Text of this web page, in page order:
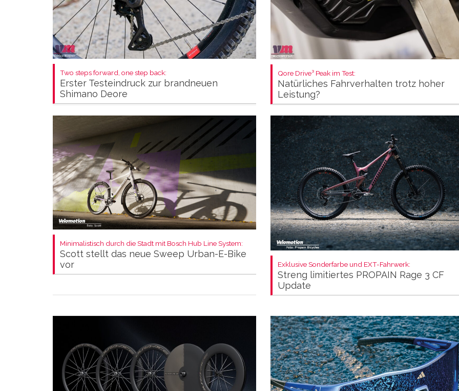
Two steps forward, one step back:
Erster Testeindruck zur brandneuen
Shimano Deore
Qore Drive³ Peak im Test:
Natürliches Fahrverhalten trotz hoher
Leistung?
Minimalistisch durch die Stadt mit Bosch Hub Line System:
Scott stellt das neue Sweep Urban-E-Bike
vor
Exklusive Sonderfarbe und EXT-Fahrwerk:
Streng limitiertes PROPAIN Rage 3 CF
Update